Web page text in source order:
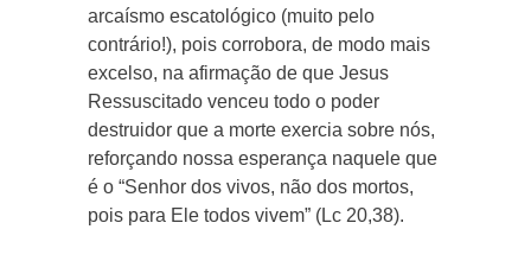
arcaísmo escatológico (muito pelo
contrário!), pois corrobora, de modo mais
excelso, na afirmação de que Jesus
Ressuscitado venceu todo o poder
destruidor que a morte exercia sobre nós,
reforçando nossa esperança naquele que
é o “Senhor dos vivos, não dos mortos,
pois para Ele todos vivem” (Lc 20,38).